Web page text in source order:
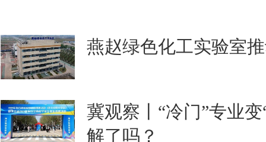
燕赵绿色化工实验室
冀观察丨“冷门”专业
解了吗？